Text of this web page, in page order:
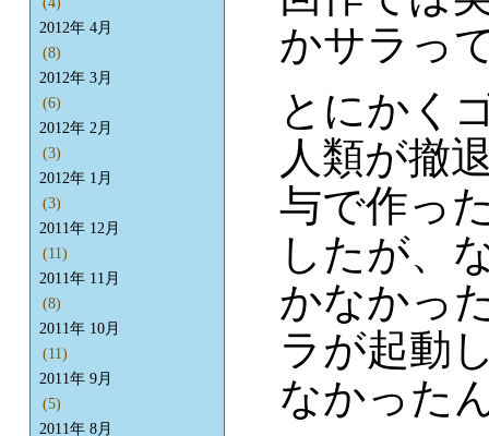
かサラっ
とにかく
人類が撤
与で作っ
したが、
かなかっ
ラが起動
なかった
2012年 4月
(8)
2012年 3月
(6)
2012年 2月
(3)
2012年 1月
(3)
2011年 12月
(11)
2011年 11月
(8)
2011年 10月
(11)
2011年 9月
(5)
2011年 8月